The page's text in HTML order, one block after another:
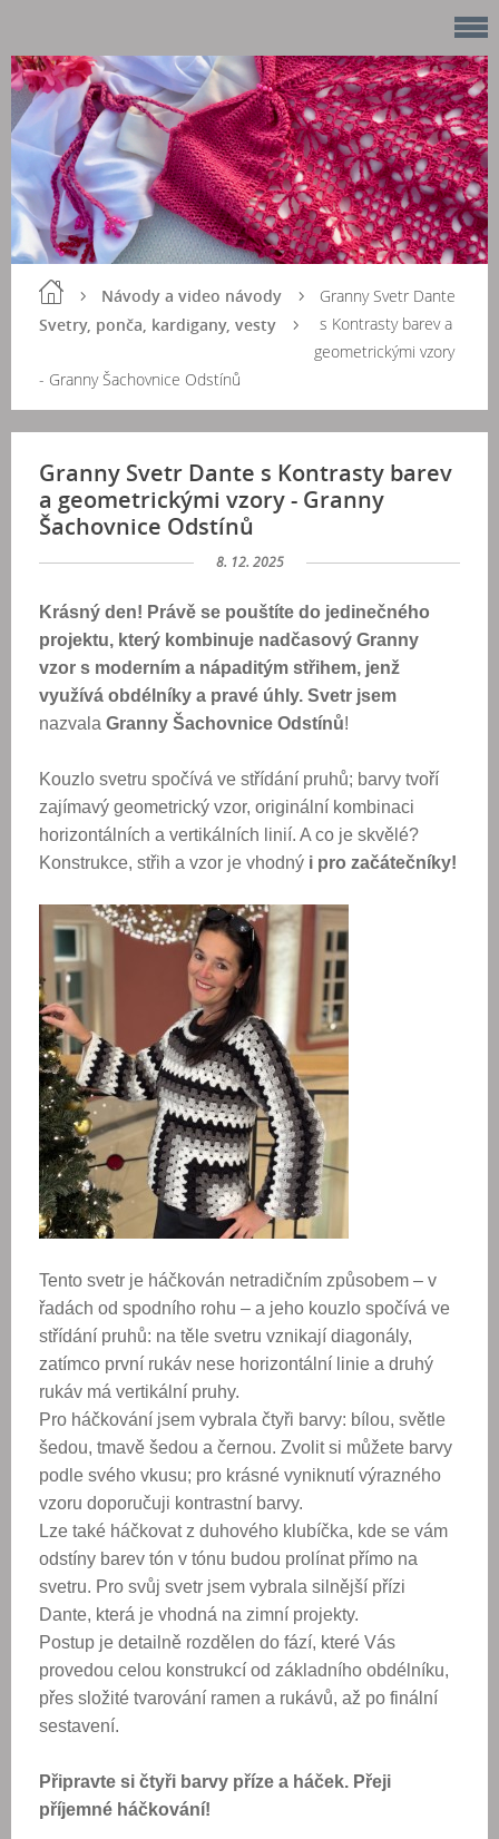
Návody a video návody
Svetry, ponča, kardigany, vesty
Granny Svetr Dante
s Kontrasty barev a
geometrickými vzory
- Granny Šachovnice Odstínů
Granny Svetr Dante s Kontrasty barev
a geometrickými vzory - Granny
Šachovnice Odstínů
8. 12. 2025
Krásný den! Právě se pouštíte do jedinečného
projektu, který kombinuje nadčasový Granny
vzor s moderním a nápaditým střihem, jenž
využívá obdélníky a pravé úhly. Svetr jsem
nazvala Granny Šachovnice Odstínů!
Kouzlo svetru spočívá ve střídání pruhů; barvy tvoří
zajímavý geometrický vzor, originální kombinaci
horizontálních a vertikálních linií. A co je skvělé?
Konstrukce, střih a vzor je vhodný i pro začátečníky!
Tento svetr je háčkován netradičním způsobem – v
řadách od spodního rohu – a jeho kouzlo spočívá ve
střídání pruhů: na těle svetru vznikají diagonály,
zatímco první rukáv nese horizontální linie a druhý
rukáv má vertikální pruhy.
Pro háčkování jsem vybrala čtyři barvy: bílou, světle
šedou, tmavě šedou a černou. Zvolit si můžete barvy
podle svého vkusu; pro krásné vyniknutí výrazného
vzoru doporučuji kontrastní barvy.
Lze také háčkovat z duhového klubíčka, kde se vám
odstíny barev tón v tónu budou prolínat přímo na
svetru. Pro svůj svetr jsem vybrala silnější přízi
Dante, která je vhodná na zimní projekty.
Postup je detailně rozdělen do fází, které Vás
provedou celou konstrukcí od základního obdélníku,
přes složité tvarování ramen a rukávů, až po finální
sestavení.
Připravte si čtyři barvy příze a háček. Přeji
příjemné háčkování!